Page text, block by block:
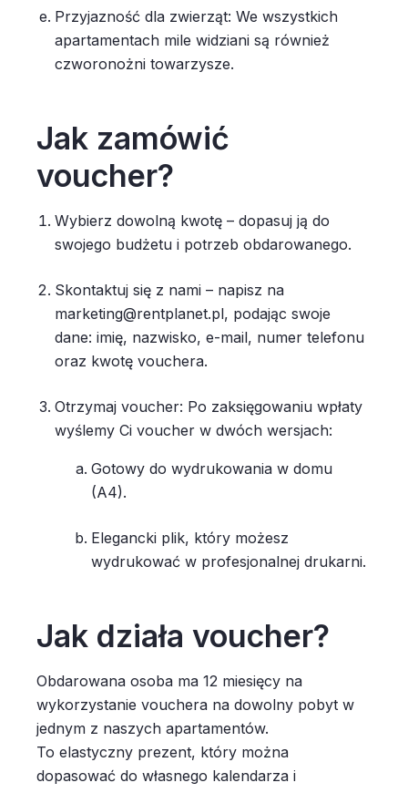
Przyjazność dla zwierząt: We wszystkich
apartamentach mile widziani są również
czworonożni towarzysze.
Jak zamówić
voucher?
Wybierz dowolną kwotę – dopasuj ją do
swojego budżetu i potrzeb obdarowanego.
Skontaktuj się z nami – napisz na
marketing@rentplanet.pl, podając swoje
dane: imię, nazwisko, e-mail, numer telefonu
oraz kwotę vouchera.
Otrzymaj voucher: Po zaksięgowaniu wpłaty
wyślemy Ci voucher w dwóch wersjach:
Gotowy do wydrukowania w domu
(A4).
Elegancki plik, który możesz
wydrukować w profesjonalnej drukarni.
Jak działa voucher?
Obdarowana osoba ma 12 miesięcy na
wykorzystanie vouchera na dowolny pobyt w
jednym z naszych apartamentów.
To elastyczny prezent, który można
dopasować do własnego kalendarza i